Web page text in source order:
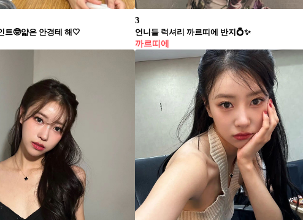
트🤓얇은 안경테 해🤍
3
언니들 럭셔리 까르띠에 반지💍✨
까르띠에